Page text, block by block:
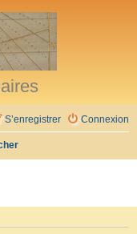
Connexion
S’enregistrer